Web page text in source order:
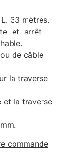
33 mètres.
et arrêt
de câble
la traverse
et la traverse
commande